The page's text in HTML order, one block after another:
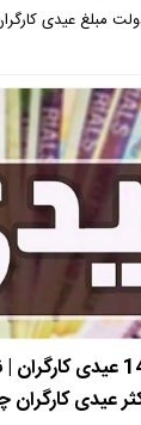
مبلغ عیدی
زمان واریز 14/000/000
عیدی کارگران